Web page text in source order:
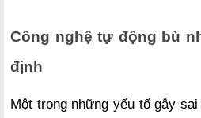
Công nghệ tự động bù
định
Một trong những yếu tố gây